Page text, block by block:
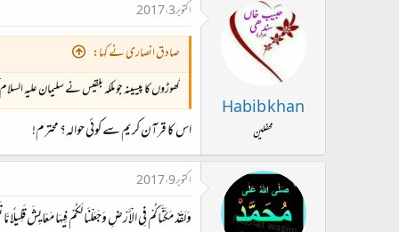
Habib khan
محفلین
اکتوبر 3، 2017
صادق انصاری نے کہا:
گھوڑوں کا پیسینہ جو ملکہ بلقیس نے سلیمان علیہ السلام
اس کا قرآن کریم سے کوئی حوالہ؟ محترم!
اکتوبر 9، 2017
وَلَقَدْ مَكَّنَّاكُمْ فِي الْأَرْضِ وَجَعَلْنَا لَكُمْ فِيهَا مَعَايِشَ قَلِيلًا